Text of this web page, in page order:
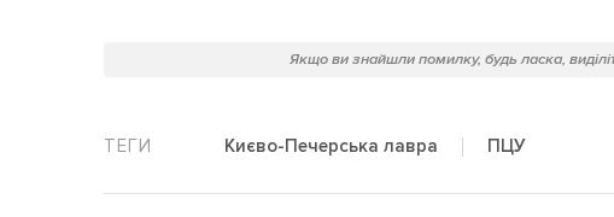
Якщо ви знайшли помилку, будь ласка,
Києво-Печерська лавра ПЦУ